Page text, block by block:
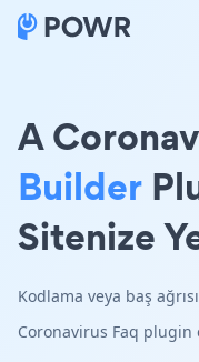
A
Builder
Sitenize
Kodlama veya baş
Coronavirus Faq plugin